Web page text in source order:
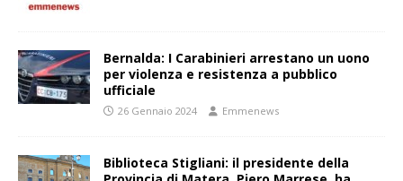
Bernalda: I Carabinieri arrestano un uono
per violenza e resistenza a pubblico
ufficiale
26 Gennaio 2024 Emmenews
Biblioteca Stigliani: il presidente della